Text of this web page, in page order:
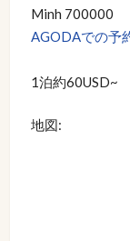
Minh 700000
AGODAでの予
1泊約60USD~
地図: